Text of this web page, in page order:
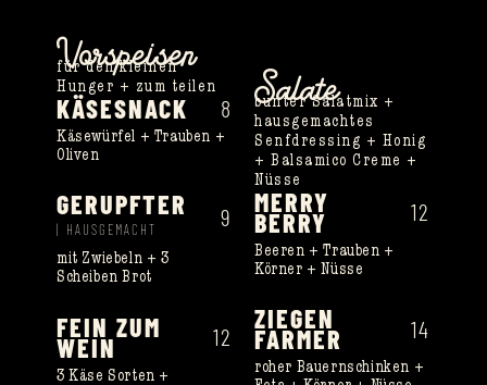
Vorspeisen
für den kleinen
Hunger + zum teilen
KÄSESNACK 8
Käsewürfel + Trauben +
Oliven
GERUPFTER
| HAUSGEMACHT 9
mit Zwiebeln + 3
Scheiben Brot
FEIN ZUM
WEIN 12
3 Käse Sorten +
Salate
bunter Salatmix +
hausgemachtes
Senfdressing + Honig
+ Balsamico Creme +
Nüsse
MERRY
BERRY 12
Beeren + Trauben +
Körner + Nüsse
ZIEGEN
FARMER 14
roher Bauernschinken +